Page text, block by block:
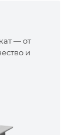
— от
и